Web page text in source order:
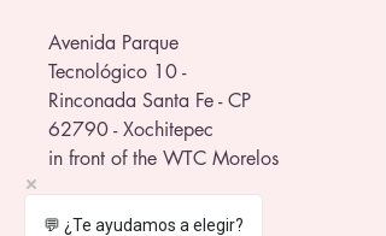
Avenida Parque
Tecnológico 10 -
Rinconada Santa Fe - CP
62790 - Xochitepec
in front of the WTC Morelos
💬 ¿Te ayudamos a elegir?